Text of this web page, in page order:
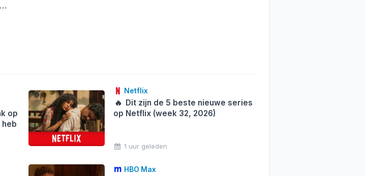
op
Netflix
🔥 Dit zijn de 5 beste nieuwe series
op Netflix (week 32, 2026)
1 uur geleden
HBO Max